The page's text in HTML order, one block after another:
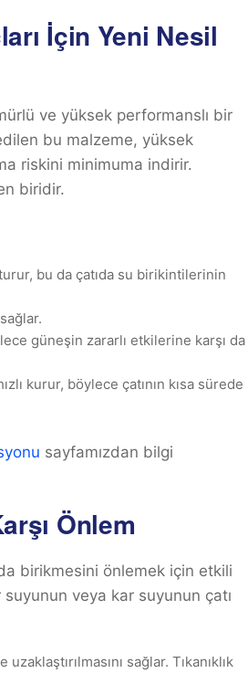
İçin Yeni Nesil
ve yüksek performanslı bir
bu malzeme, yüksek
riskini minimuma indirir.
biridir.
bu da çatıda su birikintilerinin
güneşin zararlı etkilerine karşı da
kurur, böylece çatının kısa sürede
sayfamızdan bilgi
Önlem
birikmesini önlemek için etkili
veya kar suyunun çatı
sağlar. Tıkanıklık